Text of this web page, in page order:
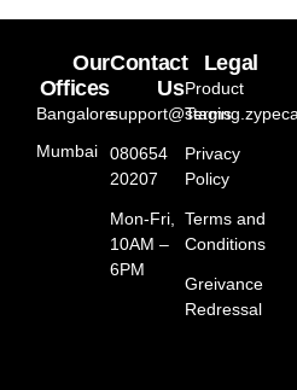
Our
Offices
Bangalore
Mumbai
Contact
Us
080654
20207
Mon-Fri,
10AM –
6PM
Legal
Product
Terms
Privacy
Policy
Terms and
Conditions
Greivance
Redressal